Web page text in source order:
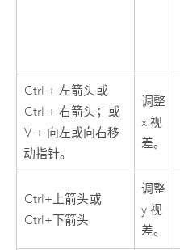
Ctrl + 左箭头或
Ctrl + 右箭头 ；或
V + 向左或向右移
动指针。
调整
x 视
差。
Ctrl+上箭头或
Ctrl+下箭头
调整
y 视
差。